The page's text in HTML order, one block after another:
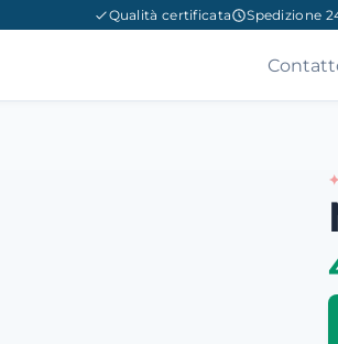
Qualità certificata Spedizione